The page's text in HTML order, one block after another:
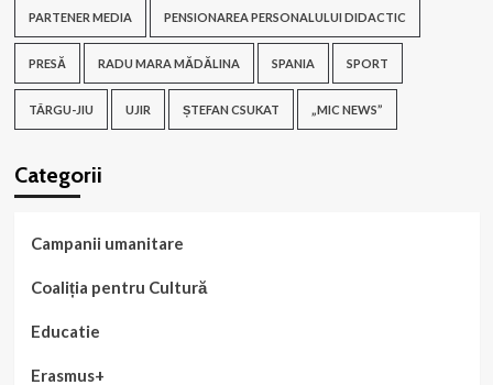
PARTENER MEDIA PENSIONAREA PERSONALULUI DIDACTIC
PRESĂ RADU MARA MĂDĂLINA SPANIA SPORT
TÂRGU-JIU UJIR ȘTEFAN CSUKAT „MIC NEWS”
Categorii
Campanii umanitare
Coaliția pentru Cultură
Educatie
Erasmus+